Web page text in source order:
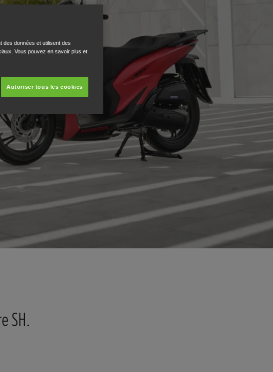
SH.
des données et utilisent des
Vous pouvez en savoir plus et
Autoriser tous les cookies